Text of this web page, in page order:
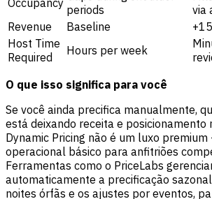
periods
via
Revenue
Baseline
Host Time
Required
Hours per week
O que isso significa para você
Se você ainda precifica manualmente,
está deixando receita e posicionamento
Dynamic Pricing não é um luxo
operacional básico para anfitriões
Ferramentas como o PriceLabs
automaticamente a precificação
noites órfãs e os ajustes por eventos,